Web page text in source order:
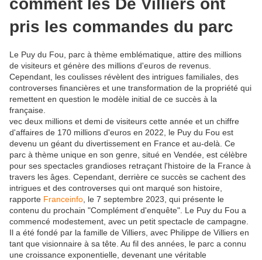
comment les De Villiers ont
pris les commandes du parc
Le Puy du Fou, parc à thème emblématique, attire des millions
de visiteurs et génère des millions d'euros de revenus.
Cependant, les coulisses révèlent des intrigues familiales, des
controverses financières et une transformation de la propriété qui
remettent en question le modèle initial de ce succès à la
française.
vec deux millions et demi de visiteurs cette année et un chiffre
d'affaires de 170 millions d'euros en 2022, le Puy du Fou est
devenu un géant du divertissement en France et au-delà. Ce
parc à thème unique en son genre, situé en Vendée, est célèbre
pour ses spectacles grandioses retraçant l'histoire de la France à
travers les âges. Cependant, derrière ce succès se cachent des
intrigues et des controverses qui ont marqué son histoire,
rapporte Franceinfo , le 7 septembre 2023, qui présente le
contenu du prochain "Complément d'enquête". Le Puy du Fou a
commencé modestement, avec un petit spectacle de campagne.
Il a été fondé par la famille de Villiers, avec Philippe de Villiers en
tant que visionnaire à sa tête. Au fil des années, le parc a connu
une croissance exponentielle, devenant une véritable